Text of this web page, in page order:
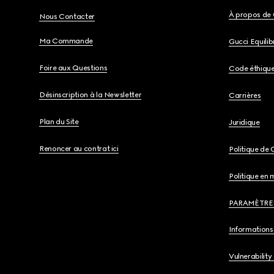
Nous Contacter
Ma Commande
Foire aux Questions
Désinscription à la Newsletter
Plan du Site
Renoncer au contrat ici
À propos de
Gucci
Code
Carrières
Juridique
Politique de
Politique en
Informations
Vulnerability